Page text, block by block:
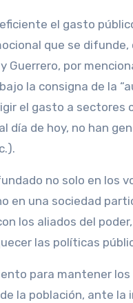
el gasto
que se difunde,
por
la consigna de la
el gasto a sectores
de hoy, no han
no solo en los
en una sociedad
los aliados del
las políticas
para mantener
la población, ante